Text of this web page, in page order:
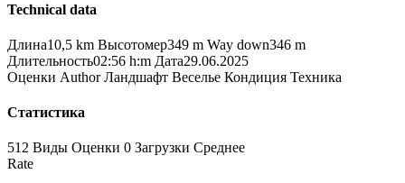
Technical data
Длина10,5 km Высотомер349 m Way down346 m
Длительность02:56 h:m Дата29.06.2025
Оценки Author Ландшафт Веселье Кондиция Техника
Статистика
512 Виды Оценки 0 Загрузки Среднее
Rate